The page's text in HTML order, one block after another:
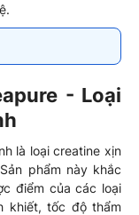
- Loại
là loại creatine xịn
phẩm này khắc
điểm của các loại
khiết, tốc độ thẩm